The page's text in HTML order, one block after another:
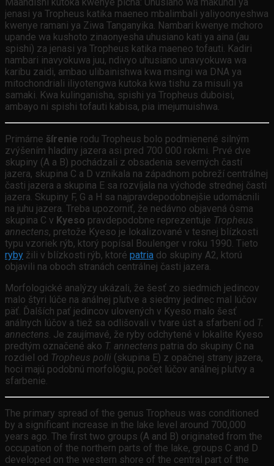
jenasi ya Tropheus katika maeneo mbalimbali yaliyoonyeshwa
kwenye ramani ya Ziwa Tanganyika. Nambari kwenye mchoro
upande wa kushoto zinaonyesha uhusiano kati ya aina (au
spishi) za jenasi ya Tropheus katika maeneo tofauti. Kadiri
nambari inavyokuwa juu, ndivyo uhusiano unavyokuwa wa
karibu zaidi, ambao ulibainishwa kwa msingi wa DNA ya
mitochondriali iliyotengwa kutoka kwa tishu za misuli ya
samaki. Kwa kulinganisha, spishi ya Tropheus duboisi,
ambayo ni spishi tofauti kabisa, pia imejumuishwa.
Primárne šírenie rodu Tropheus bolo podmienené silným
zvýšením hladiny jazera asi pred 700 000 rokmi. Prvé dve
skupiny (A a B) pochádzali z obsadenia severných častí
jazera, skupina C a D vznikala na západnom pobreží centrálnej
časti jazera a skupina E sa rozvíjala na východe strednej časti
jazera. Skupiny F, G a H sa najpravdepodobnejšie udomácnili
na juhu jazera. Treba upozorniť, že nedávno objavená ôsma
skupina C v Kyeso pravdepodobne reprezentuje Tropheus
annectens, pretože Kyeso je lokalizované v tesnej blízkosti
typu vzoriek rýb, ktorý popísal Boulenger v roku 1990. Tieto
ryby žili v blízkosti rýb, ktoré patria do skupiny A2, ktorú
objavili na oboch stranách centrálnej časti jazera.
Morfologické analýzy ukázali, že šesť zo siedmich jedincov
malo štyri lúče na análnej plutve a siedmy jedinec mal lúčov
päť. Ďalších pať jedincov ulovených v Kyeso malo šesť
análnych lúčov a tiež sa odlišovali v tvare úst a sfarbení od T.
annectens. Je zaujímavé, že ryby odchytené v lokalite Kyeso
predtým označené ako T. annectens patria do skupiny C na
rozdiel od Tropheus polli (skupina E) z opačnej strany jazera,
hoci majú podobnú morfológiu, počet lúčov análnej plutvy a
sfarbenie.
The primary spread of the genus Tropheus was conditioned
by a significant increase in the lake level around 700,000
years ago. The first two groups (A and B) originated from the
occupation of the northern parts of the lake, groups C and D
developed on the western shore of the central part of the